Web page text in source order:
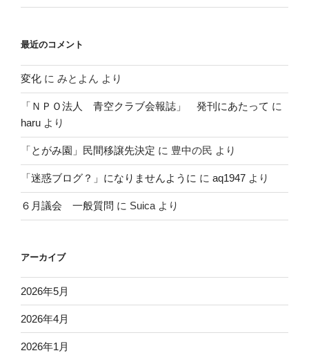
最近のコメント
変化 に みとよん より
「ＮＰＯ法人 青空クラブ会報誌」 発刊にあたって に
haru より
「とがみ園」民間移譲先決定 に 豊中の民 より
「迷惑ブログ？」になりませんように に aq1947 より
６月議会 一般質問 に Suica より
アーカイブ
2026年5月
2026年4月
2026年1月